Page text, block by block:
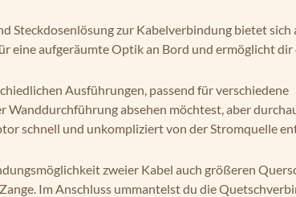
Steckdosenlösung zur Kabelverbindung bietet sich
eine aufgeräumte Optik an Bord und ermöglicht dir
Ausführungen, passend für verschiedene
absehen möchtest, aber
schnell und unkompliziert von der Stromquelle
zweier Kabel auch größeren
Im Anschluss ummantelst du die